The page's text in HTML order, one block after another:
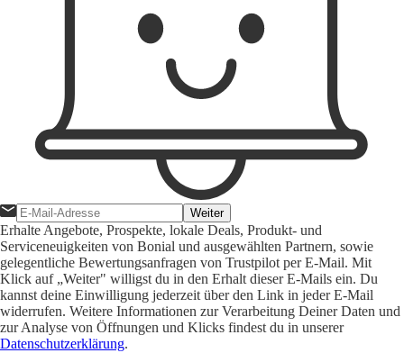
Weiter
Erhalte Angebote, Prospekte, lokale Deals, Produkt- und
Serviceneuigkeiten von Bonial und ausgewählten Partnern, sowie
gelegentliche Bewertungsanfragen von Trustpilot per E-Mail. Mit
Klick auf „Weiter" willigst du in den Erhalt dieser E-Mails ein. Du
kannst deine Einwilligung jederzeit über den Link in jeder E-Mail
widerrufen. Weitere Informationen zur Verarbeitung Deiner Daten und
zur Analyse von Öffnungen und Klicks findest du in unserer
Datenschutzerklärung.